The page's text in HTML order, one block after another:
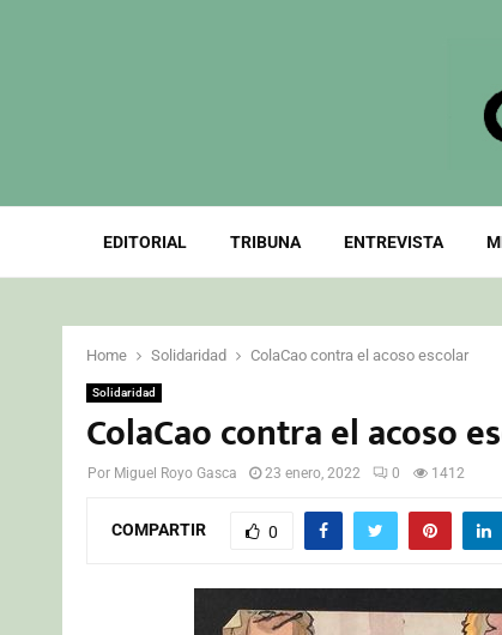
EDITORIAL TRIBUNA ENTREVISTA
Home Solidaridad ColaCao contra el acoso escolar
Solidaridad
ColaCao contra el acoso
Por Miguel Royo Gasca 23 enero, 2022 0 1412
COMPARTIR 0